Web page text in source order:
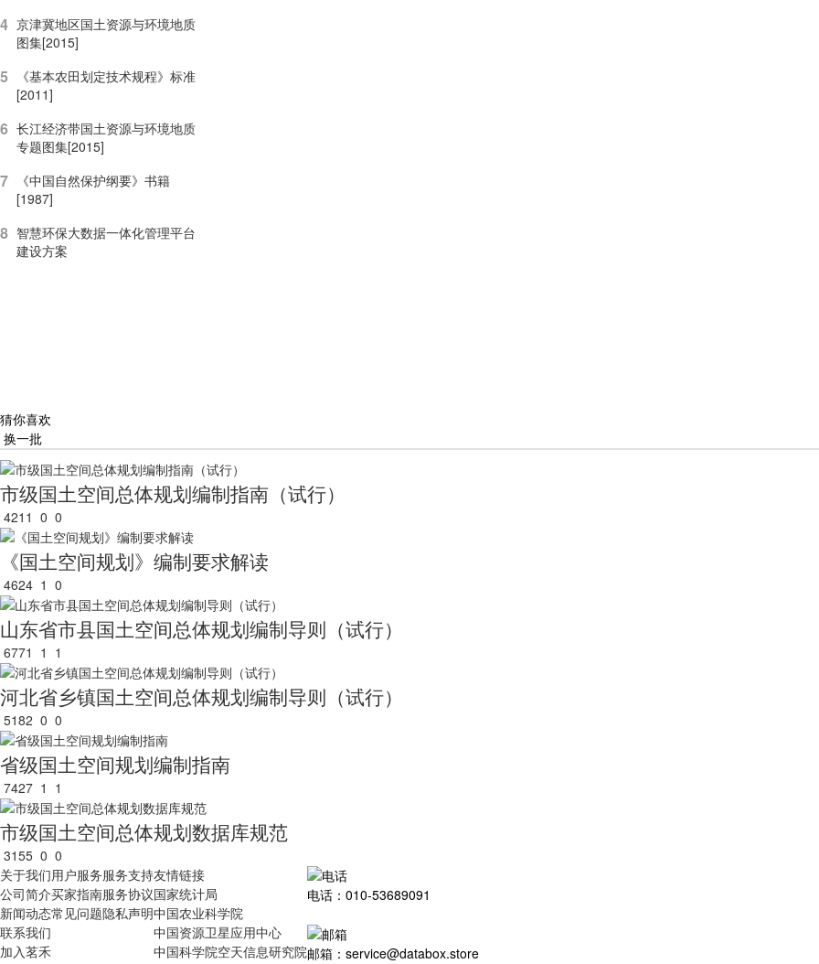
4 京津冀地区国土资源与环境地质
图集[2015]
5
《基本农田划定技术规程》标准
[2011]
6 长江经济带国土资源与环境地质
专题图集[2015]
7
《中国自然保护纲要》书籍
[1987]
8 智慧环保大数据一体化管理平台
建设方案
猜你喜欢
换一批
市级国土空间总体规划编制指南（试行）
4211 0 0
《国土空间规划》编制要求解读
4624 1 0
山东省市县国土空间总体规划编制导则（试行）
6771 1 1
河北省乡镇国土空间总体规划编制导则（试行）
5182 0 0
省级国土空间规划编制指南
7427 1 1
市级国土空间总体规划数据库规范
3155 0 0
关于我们
公司简介
新闻动态
联系我们
加入茗禾
用户服务
买家指南
常见问题
服务支持
服务协议
隐私声明
友情链接
国家统计局
中国农业科学院
中国资源卫星应用中心
中国科学院空天信息研究院
电话：010-53689091
邮箱：service@databox.store